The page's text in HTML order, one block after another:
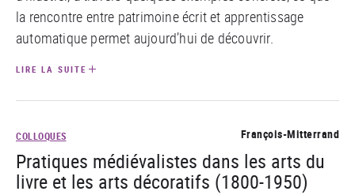
la rencontre entre patrimoine écrit et apprentissage
automatique permet aujourd’hui de découvrir.
LIRE LA SUITE
COLLOQUES François-Mitterrand
Pratiques médiévalistes dans les arts du
livre et les arts décoratifs (1800-1950)